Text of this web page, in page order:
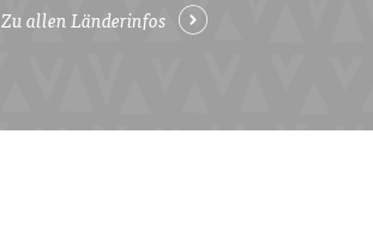
Zu allen Länderinfos